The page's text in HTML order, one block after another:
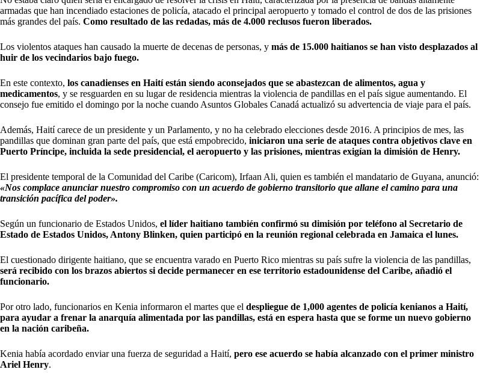
armadas que han incendiado estaciones de policía, atacado el principal aeropuerto y tomado el control de dos de las prisiones
más grandes del país. Como resultado de las redadas, más de 4.000 reclusos fueron liberados.
Los violentos ataques han causado la muerte de decenas de personas, y más de 15.000 haitianos se han visto desplazados al
huir de los vecindarios bajo fuego.
En este contexto, los canadienses en Haití están siendo aconsejados que se abastezcan de alimentos, agua y
medicamentos, y se resguarden en su lugar de residencia mientras la violencia de pandillas en el país sigue aumentando. El
consejo fue emitido el domingo por la noche cuando Asuntos Globales Canadá actualizó su advertencia de viaje para el país.
Además, Haití carece de un presidente y un Parlamento, y no ha celebrado elecciones desde 2016. A principios de mes, las
pandillas que dominan gran parte del país, que está empobrecido, iniciaron una serie de ataques contra objetivos clave en
Puerto Príncipe, incluida la sede presidencial, el aeropuerto y las prisiones, mientras exigían la dimisión de Henry.
El presidente temporal de la Comunidad del Caribe (Caricom), Irfaan Ali, quien es también el mandatario de Guyana, anunció:
«Nos complace anunciar nuestro compromiso con un acuerdo de gobierno transitorio que allane el camino para una
transición pacífica del poder».
Según un funcionario de Estados Unidos, el líder haitiano también confirmó su dimisión por teléfono al Secretario de
Estado de Estados Unidos, Antony Blinken, quien participó en la reunión regional celebrada en Jamaica el lunes.
El cuestionado dirigente haitiano, que se encuentra varado en Puerto Rico mientras su país sufre la violencia de las pandillas,
será recibido con los brazos abiertos si decide permanecer en ese territorio estadounidense del Caribe, añadió el
funcionario.
Por otro lado, funcionarios en Kenia informaron el martes que el despliegue de 1,000 agentes de policía kenianos a Haití,
para ayudar a frenar la anarquía alimentada por las pandillas, está en espera hasta que se forme un nuevo gobierno
en la nación caribeña.
Kenia había acordado enviar una fuerza de seguridad a Haití, pero ese acuerdo se había alcanzado con el primer ministro
Ariel Henry.